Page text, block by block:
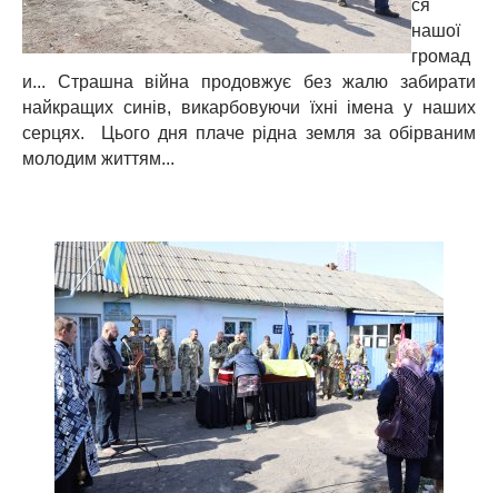
ся
нашої
громад
и... Страшна війна продовжує без жалю забирати
найкращих синів, викарбовуючи їхні імена у наших
серцях. Цього дня плаче рідна земля за обірваним
молодим життям...